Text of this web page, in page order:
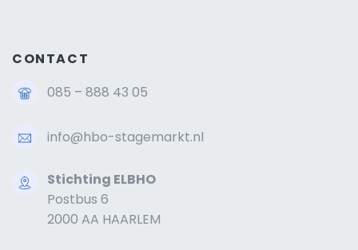
CONTACT
085 – 888 43 05
info@hbo-stagemarkt.nl
Stichting ELBHO
Postbus 6
2000 AA HAARLEM